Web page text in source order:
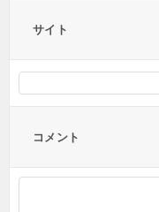
サイト
コメント